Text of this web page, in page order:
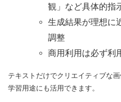
観」など具体的指
生成結果が理想に
調整
商用利用は必ず利
テキストだけでクリエイティブな
学習用途にも活用できます。